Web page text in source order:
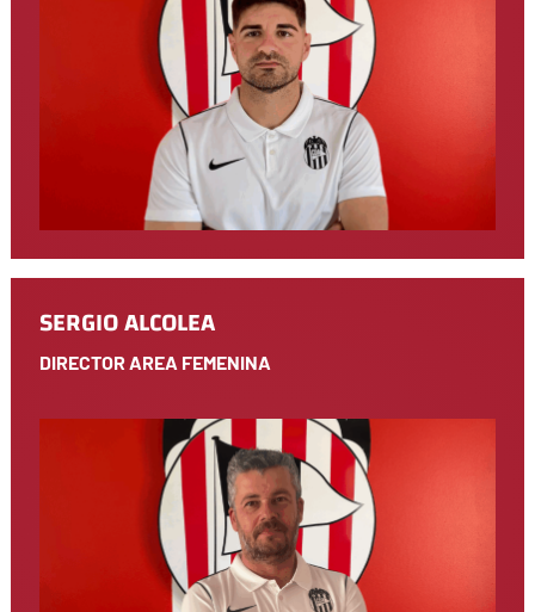
SERGIO ALCOLEA
DIRECTOR AREA FEMENINA